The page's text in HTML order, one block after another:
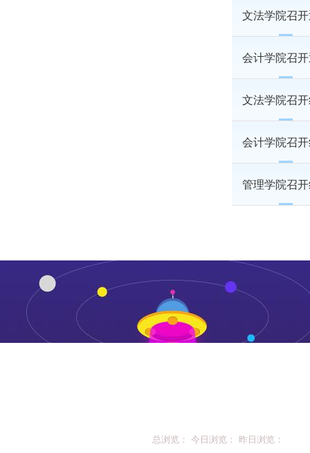
文法学院召
会计学院召
文法学院召
会计学院召
管理学院召
总浏览： 今日浏览： 昨日浏览：